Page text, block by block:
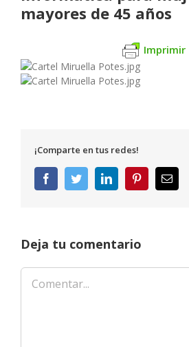
mayores de 45 años
Imprimir
¡Comparte en tus redes!
FacebookTwitterLinkedInPinterest
Deja tu comentario
Comentar